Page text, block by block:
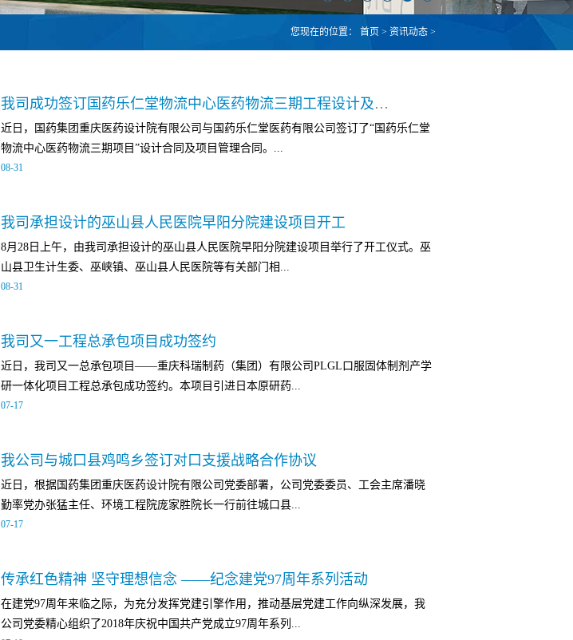
您现在的位置： 首页 > 资讯动态 >
我司成功签订国药乐仁堂物流中心医药物流三期工程设计及项目管理合同
近日，国药集团重庆医药设计院有限公司与国药乐仁堂医药有限公司签订了“国药乐仁堂
物流中心医药物流三期项目”设计合同及项目管理合同。...
内，总投资约3.48亿元，总建筑面积约5万平方米。此次建设内容包含药品库、器械库及
其配套设施，设置有存储区（含自动化库区、多穿库区、特药库区、冷库等）、分拣区
（多穿零选系统、缓存分拣系统、机器人拣货站、拆零拣选区等）、收货、验货、集
货、发货区及辅助功能。 该项目的成功签约，充分展示了国药集团重庆医药设计院
和能力获得业主方的高度认可。重庆院将继续秉承“竭诚守信 精品为要 成就客户 实现共
赢”的核心价值观，以“追求卓越”为奋斗目标，继续强化全过程服务能力，以专业的服务
为客户创造价值。
08-31
我司承担设计的巫山县人民医院早阳分院建设项目开工
8月28日上午，由我司承担设计的巫山县人民医院早阳分院建设项目举行了开工仪式。巫
山县卫生计生委、巫峡镇、巫山县人民医院等有关部门相...
总建筑面积50994.78㎡，规划业务用房33200平方米，设置床位400张，项目总投资2.1亿
元。 该项目是国家全民健康保障工程建设项目，是卫生计生领域中央预算内投资项
目，是巫山县重点建设项目之一，该项目的建设将极大改善巫山县群众医疗就诊条件，
满足广大人民群众日益增长的健康需求，也是党和政府努力改善民生，加快卫生事业发
创新型医院为目标，高标准规划，高水平设计，赢得了当地政府部分及院方的高度认
可。
08-31
我司又一工程总承包项目成功签约
近日，我司又一总承包项目——重庆科瑞制药（集团）有限公司PLGL口服固体制剂产学
研一体化项目工程总承包成功签约。本项目引进日本原研药...
发及生产平台，进行技术攻关和技术转移。项目建成后年产PLGL片剂3亿片。项目位于
重庆市南岸经济开发区，计划总工期300日历天。国药集团重庆医药设计院有限公司以其
优秀合理的设计方案，科学严密的总承包管理方案，获得专家及业主的高度认可，最终
成功中标并签约。国药集团重庆医药设计院有限公司将根据业主要求，秉承“竭诚守信、
品标杆工程。
07-17
我公司与城口县鸡鸣乡签订对口支援战略合作协议
近日，根据国药集团重庆医药设计院有限公司党委部署，公司党委委员、工会主席潘晓
勤率党办张猛主任、环境工程院庞家胜院长一行前往城口县...
及驻村干部参加了此次会议。鸡鸣乡是城口县自然条件最恶劣的乡镇之一。该乡幅员面
积87平方公里，耕地仅1万亩，其中坡度25度以上的坡耕地占全乡耕地的70%以上。2014
年，全乡共精准识别出金岩、祝乐、双坪3个贫困村，包括332户1292名贫困人口，贫困
07-17
传承红色精神 坚守理想信念 ——纪念建党97周年系列活动
在建党97周年来临之际，为充分发挥党建引擎作用，推动基层党建工作向纵深发展，我
公司党委精心组织了2018年庆祝中国共产党成立97周年系列...